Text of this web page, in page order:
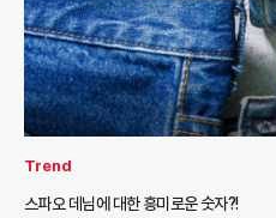
Trend
스파오 데님에 대한 흥미로운 숫자?!